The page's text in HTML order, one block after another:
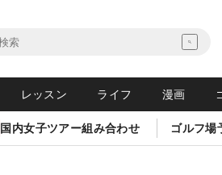
レッスン ライフ 漫画
国内女子ツアー組み合わせ ゴルフ場